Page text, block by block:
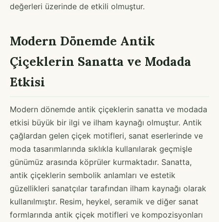
değerleri üzerinde de etkili olmuştur.
Modern Dönemde Antik
Çiçeklerin Sanatta ve Modada
Etkisi
Modern dönemde antik çiçeklerin sanatta ve modada
etkisi büyük bir ilgi ve ilham kaynağı olmuştur. Antik
çağlardan gelen çiçek motifleri, sanat eserlerinde ve
moda tasarımlarında sıklıkla kullanılarak geçmişle
günümüz arasında köprüler kurmaktadır. Sanatta,
antik çiçeklerin sembolik anlamları ve estetik
güzellikleri sanatçılar tarafından ilham kaynağı olarak
kullanılmıştır. Resim, heykel, seramik ve diğer sanat
formlarında antik çiçek motifleri ve kompozisyonları